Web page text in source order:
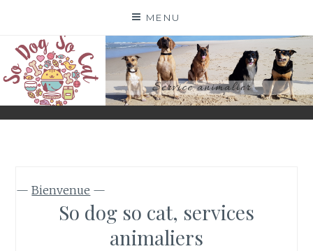
content
MENU
SO DOG SO CAT
PETSITTERS PROFESSIONNELLES
—Bienvenue —
So dog so cat, services
animaliers